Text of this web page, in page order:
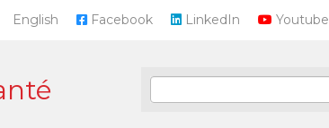
Youtube
LinkedIn
Facebook
English